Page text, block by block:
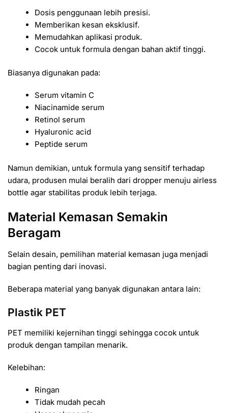
Dosis penggunaan lebih presisi.
Memberikan kesan eksklusif.
Memudahkan aplikasi produk.
Cocok untuk formula dengan bahan aktif tinggi.
Biasanya digunakan pada:
Serum vitamin C
Niacinamide serum
Retinol serum
Hyaluronic acid
Peptide serum
Namun demikian, untuk formula yang sensitif terhadap
udara, produsen mulai beralih dari dropper menuju airless
bottle agar stabilitas produk lebih terjaga.
Material Kemasan Semakin
Beragam
Selain desain, pemilihan material kemasan juga menjadi
bagian penting dari inovasi.
Beberapa material yang banyak digunakan antara lain:
Plastik PET
PET memiliki kejernihan tinggi sehingga cocok untuk
produk dengan tampilan menarik.
Kelebihan:
Ringan
Tidak mudah pecah